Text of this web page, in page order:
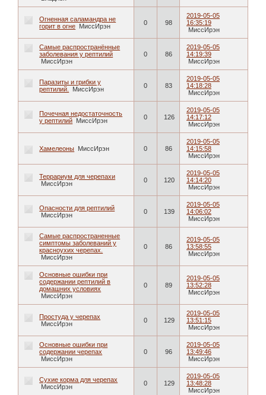
Огненная саламандра не
горит в огне МиссИрэн 0 98
2019-05-05
16:35:19
МиссИрэн
Самые распространённые
заболевания у рептилий
МиссИрэн
0 86
2019-05-05
14:19:39
МиссИрэн
Паразиты и грибки у
рептилий.
МиссИрэн 0 83
2019-05-05
14:18:28
МиссИрэн
Почечная недостаточность
у рептилий МиссИрэн 0 126
2019-05-05
14:17:12
МиссИрэн
Хамелеоны МиссИрэн 0 86
2019-05-05
14:15:58
МиссИрэн
Террариум для черепахи
МиссИрэн
0 120
2019-05-05
14:14:20
МиссИрэн
Опасности для рептилий
МиссИрэн
0 139
2019-05-05
14:06:02
МиссИрэн
Самые распространенные
симптомы заболеваний у
красноухих черепах.
МиссИрэн
0 86
2019-05-05
13:58:55
МиссИрэн
Основные ошибки при
содержании рептилий в
домашних условиях
МиссИрэн
0 89
2019-05-05
13:52:28
МиссИрэн
Простуда у черепах
МиссИрэн
0 129
2019-05-05
13:51:15
МиссИрэн
Основные ошибки при
содержании черепах
МиссИрэн
0 96
2019-05-05
13:49:46
МиссИрэн
Сухие корма для черепах
МиссИрэн
0 129
2019-05-05
13:48:28
МиссИрэн